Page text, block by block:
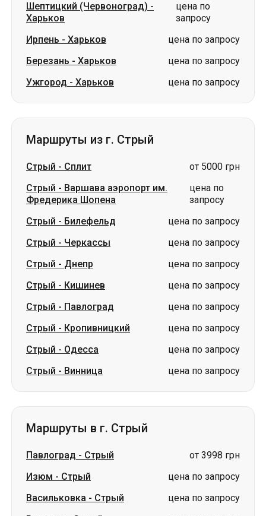
Шептицкий (Червоноград) -
Харьков
цена по
запросу
Ирпень - Харьков
цена по запросу
Березань - Харьков
цена по запросу
Ужгород - Харьков цена по запросу
Маршруты из г. Стрый
Стрый - Сплит
от 5000 грн
Стрый - Варшава аэропорт им.
Фредерика Шопена
цена по
запросу
Стрый - Билефельд
цена по запросу
Стрый - Черкассы
цена по запросу
Стрый - Днепр
цена по запросу
Стрый - Кишинев
цена по запросу
Стрый - Павлоград
цена по запросу
Стрый - Кропивницкий
цена по запросу
Стрый - Одесса
цена по запросу
Стрый - Винница цена по запросу
Маршруты в г. Стрый
Павлоград - Стрый
от 3998 грн
Изюм - Стрый
цена по запросу
Васильковка - Стрый
цена по запросу